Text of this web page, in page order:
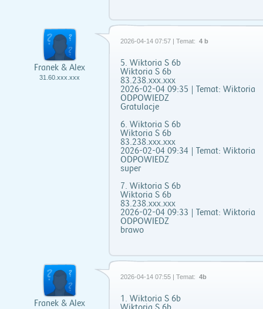
Franek & Alex
31.60.xxx.xxx
2026-04-14 07:57 | Temat: 4 b
5. Wiktoria S 6b
Wiktoria S 6b
83.238.xxx.xxx
2026-02-04 09:35 | Temat: Wiktoria
ODPOWIEDZ
Gratulacje
6. Wiktoria S 6b
Wiktoria S 6b
83.238.xxx.xxx
2026-02-04 09:34 | Temat: Wiktoria
ODPOWIEDZ
super
7. Wiktoria S 6b
Wiktoria S 6b
83.238.xxx.xxx
2026-02-04 09:33 | Temat: Wiktoria
ODPOWIEDZ
brawo
Franek & Alex
2026-04-14 07:55 | Temat: 4b
1. Wiktoria S 6b